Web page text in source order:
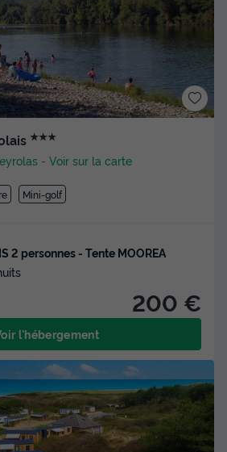
★★★
-Voir sur la carte
Mini-golf
2 personnes - Tente MOOREA
200 €
l'hébergement